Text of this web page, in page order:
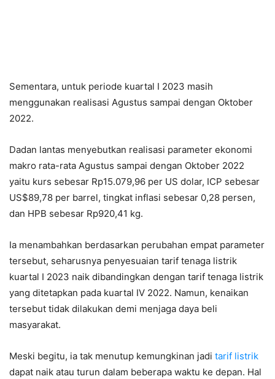
Sementara, untuk periode kuartal I 2023 masih
menggunakan realisasi Agustus sampai dengan Oktober
2022.
Dadan lantas menyebutkan realisasi parameter ekonomi
makro rata-rata Agustus sampai dengan Oktober 2022
yaitu kurs sebesar Rp15.079,96 per US dolar, ICP sebesar
US$89,78 per barrel, tingkat inflasi sebesar 0,28 persen,
dan HPB sebesar Rp920,41 kg.
Ia menambahkan berdasarkan perubahan empat parameter
tersebut, seharusnya penyesuaian tarif tenaga listrik
kuartal I 2023 naik dibandingkan dengan tarif tenaga listrik
yang ditetapkan pada kuartal IV 2022. Namun, kenaikan
tersebut tidak dilakukan demi menjaga daya beli
masyarakat.
Meski begitu, ia tak menutup kemungkinan jadi tarif listrik
dapat naik atau turun dalam beberapa waktu ke depan. Hal